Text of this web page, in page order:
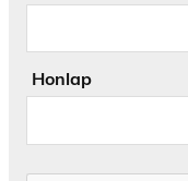
Honlap